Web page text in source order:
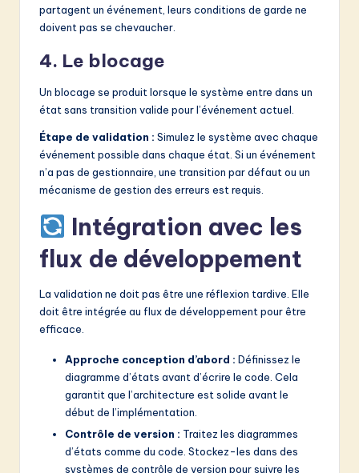
partagent un événement, leurs conditions de garde ne
doivent pas se chevaucher.
4. Le blocage
Un blocage se produit lorsque le système entre dans un
état sans transition valide pour l’événement actuel.
Étape de validation : Simulez le système avec chaque
événement possible dans chaque état. Si un événement
n’a pas de gestionnaire, une transition par défaut ou un
mécanisme de gestion des erreurs est requis.
Intégration avec les
flux de développement
La validation ne doit pas être une réflexion tardive. Elle
doit être intégrée au flux de développement pour être
efficace.
Approche conception d’abord : Définissez le
diagramme d’états avant d’écrire le code. Cela
garantit que l’architecture est solide avant le
début de l’implémentation.
Contrôle de version : Traitez les diagrammes
d’états comme du code. Stockez-les dans des
systèmes de contrôle de version pour suivre les